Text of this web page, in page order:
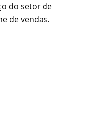
do setor de
de vendas.